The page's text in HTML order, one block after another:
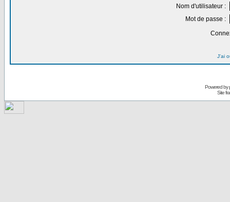
Nom d'utilisateur :
Mot de passe :
J'ai
Powered by
Site